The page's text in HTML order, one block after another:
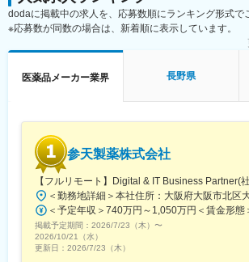
・フォロー研修：配属後も複数回の研修を通
知識を身につけます。
・成長支援：階層別研修、部門別研修、コ
も充実しています。
■就業環境：
・出産・育児支援制度
・資格取得支援制度
・研修支援制度
■当社の魅力：
・専門性の高さ：消化器領域に強みを持ち、
シェア
・安定した経営基盤：創業70年超、医療用
で安定成長
・幅広い製品ラインアップ：処方薬から
dodaに掲載中の求人を、応募数順にランキング形式で
※応募数が同数の場合は、新着順に表示しています。
医薬品メーカー業界 長野県
参天製薬株式会社
【フルリモート】Digital & IT Business Partner(
掲載予定期間： 2026/7/23（木） 〜
2026/10/21（水）
更新日： 2026/7/23（木）